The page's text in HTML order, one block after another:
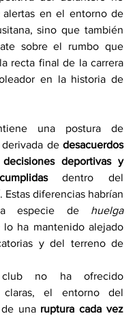
en el entorno de
sino que también
sobre el rumbo que
recta final de la carrera
en la historia de
una postura de
de desacuerdos
decisiones deportivas y
dentro del
Estas diferencias habrían
especie de huelga
ha mantenido alejado
y del terreno de
no ha ofrecido
claras, el entorno del
una ruptura cada vez